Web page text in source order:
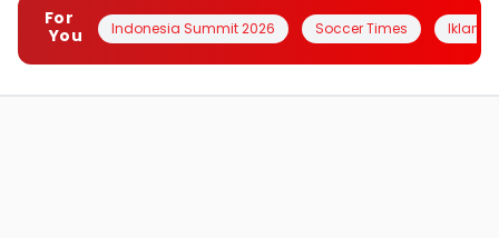
For
You
Indonesia Summit 2026 Soccer Times Iklanin